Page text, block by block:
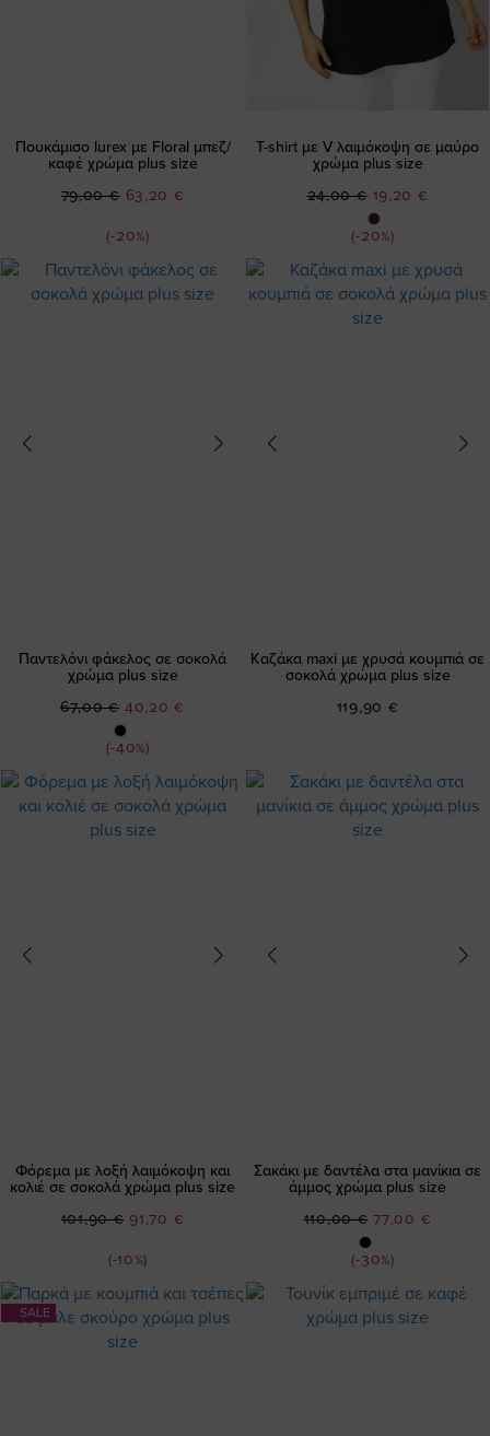
Πουκάμισο lurex με Floral μπεζ/
καφέ χρώμα plus size
(-20%)
Ειδική
63,20 €
79,00 €
T-shirt με V λαιμόκοψη σε μαύρο
χρώμα plus size
(-20%)
Ειδική
Τιμή
19,20 €
24,00 €
Παντελόνι φάκελος σε σοκολά
χρώμα plus size
(-40%)
Ειδική
Τιμή
40,20 €
67,00 €
Καζάκα maxi με χρυσά κουμπιά σε
σοκολά χρώμα plus size
119,90 €
Φόρεμα με λοξή λαιμόκοψη και
κολιέ σε σοκολά χρώμα plus size
(-10%)
Ειδική
91,70 €
101,90 €
Σακάκι με δαντέλα στα μανίκια σε
άμμος χρώμα plus size
(-30%)
Ειδική
77,00 €
110,00 €
SALE